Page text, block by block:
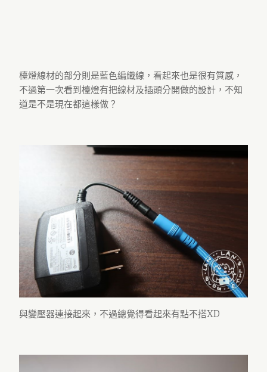
檯燈線材的部分則是藍色編織線，看起來也是很有質感，
不過第一次看到檯燈有把線材及插頭分開做的設計，不知
道是不是現在都這樣做？
與變壓器連接起來，不過總覺得看起來有點不搭XD